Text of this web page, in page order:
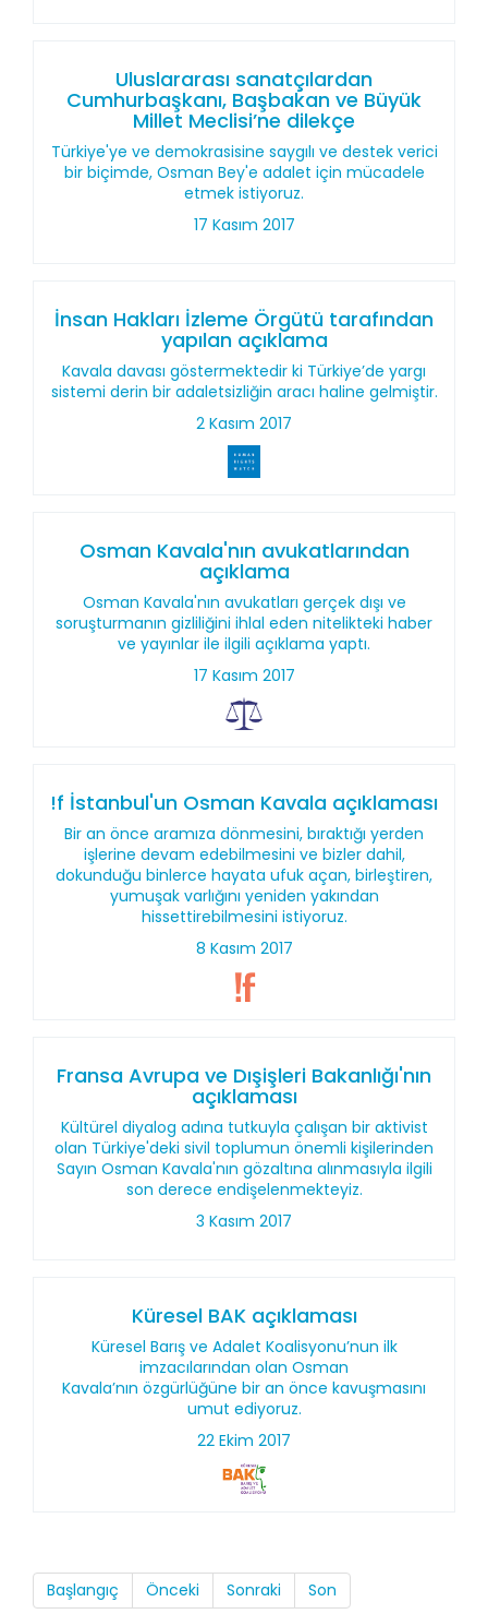
Uluslararası sanatçılardan
Cumhurbaşkanı, Başbakan ve Büyük
Millet Meclisi’ne dilekçe
Türkiye'ye ve demokrasisine saygılı ve destek verici
bir biçimde, Osman Bey'e adalet için mücadele
etmek istiyoruz.
17 Kasım 2017
İnsan Hakları İzleme Örgütü tarafından
yapılan açıklama
Kavala davası göstermektedir ki Türkiye’de yargı
sistemi derin bir adaletsizliğin aracı haline gelmiştir.
2 Kasım 2017
Osman Kavala'nın avukatlarından
açıklama
Osman Kavala'nın avukatları gerçek dışı ve
soruşturmanın gizliliğini ihlal eden nitelikteki haber
ve yayınlar ile ilgili açıklama yaptı.
17 Kasım 2017
!f İstanbul'un Osman Kavala açıklaması
Bir an önce aramıza dönmesini, bıraktığı yerden
işlerine devam edebilmesini ve bizler dahil,
dokunduğu binlerce hayata ufuk açan, birleştiren,
yumuşak varlığını yeniden yakından
hissettirebilmesini istiyoruz.
8 Kasım 2017
Fransa Avrupa ve Dışişleri Bakanlığı'nın
açıklaması
Kültürel diyalog adına tutkuyla çalışan bir aktivist
olan Türkiye'deki sivil toplumun önemli kişilerinden
Sayın Osman Kavala'nın gözaltına alınmasıyla ilgili
son derece endişelenmekteyiz.
3 Kasım 2017
Küresel BAK açıklaması
Küresel Barış ve Adalet Koalisyonu’nun ilk
imzacılarından olan Osman
Kavala’nın özgürlüğüne bir an önce kavuşmasını
umut ediyoruz.
22 Ekim 2017
Başlangıç Önceki Sonraki Son